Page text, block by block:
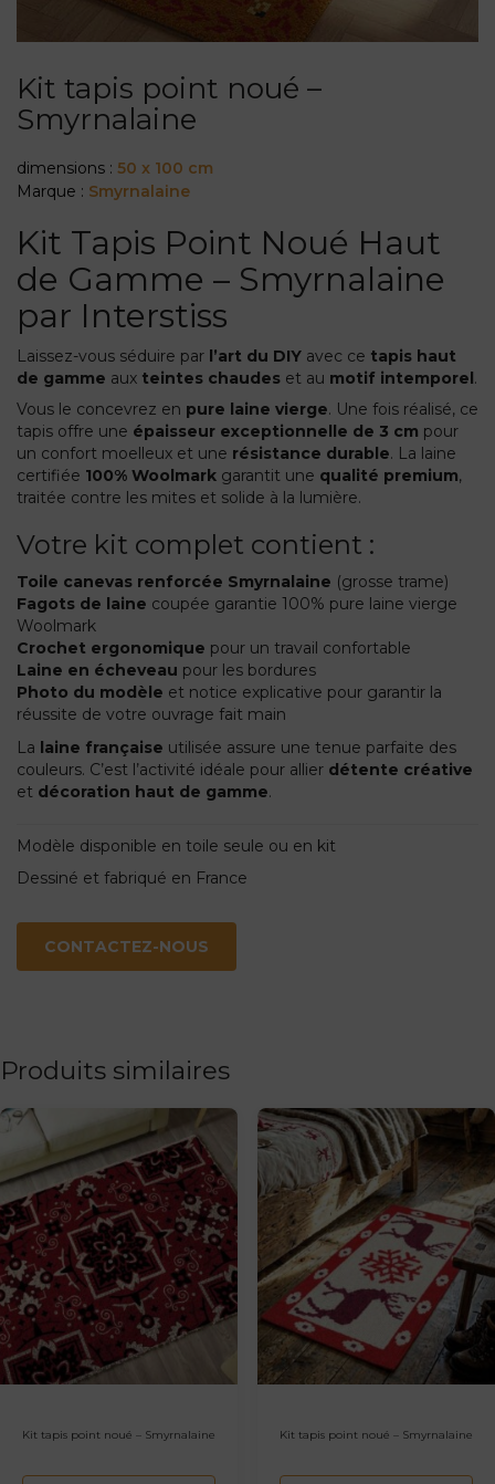
Kit tapis point noué –
Smyrnalaine
dimensions : 50 x 100 cm
Marque : Smyrnalaine
Kit Tapis Point Noué Haut
de Gamme – Smyrnalaine
par Interstiss
Laissez-vous séduire par l’art du DIY avec ce tapis haut
de gamme aux teintes chaudes et au motif intemporel.
Vous le concevrez en pure laine vierge. Une fois réalisé, ce
tapis offre une épaisseur exceptionnelle de 3 cm pour
un confort moelleux et une résistance durable. La laine
certifiée 100% Woolmark garantit une qualité premium,
traitée contre les mites et solide à la lumière.
Votre kit complet contient :
Toile canevas renforcée Smyrnalaine (grosse trame)
Fagots de laine coupée garantie 100% pure laine vierge
Woolmark
Crochet ergonomique pour un travail confortable
Laine en écheveau pour les bordures
Photo du modèle et notice explicative pour garantir la
réussite de votre ouvrage fait main
La laine française utilisée assure une tenue parfaite des
couleurs. C’est l’activité idéale pour allier détente créative
et décoration haut de gamme.
Modèle disponible en toile seule ou en kit
Dessiné et fabriqué en France
CONTACTEZ-NOUS
Produits similaires
Kit tapis point noué – Smyrnalaine Kit tapis point noué – Smyrnalaine